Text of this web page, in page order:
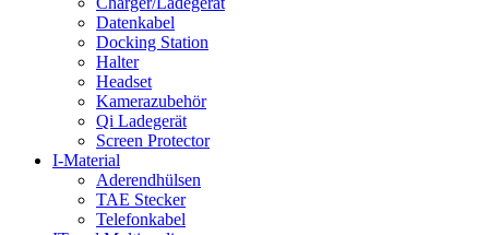
Datenkabel
Docking Station
Halter
Headset
Kamerazubehör
Qi Ladegerät
Screen Protector
I-Material
Aderendhülsen
TAE Stecker
Telefonkabel